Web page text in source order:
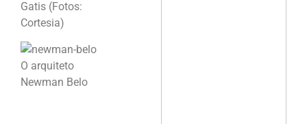
Gatis (Fotos:
Cortesia)
O arquiteto
Newman Belo